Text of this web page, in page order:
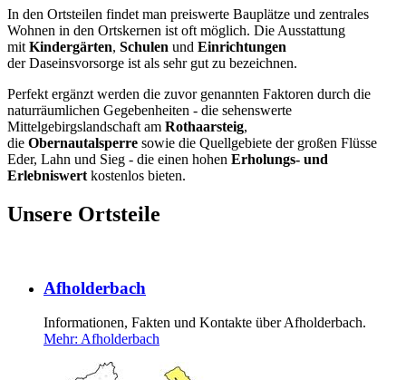
In den Ortsteilen findet man preiswerte Bauplätze und zentrales
Wohnen in den Ortskernen ist oft möglich. Die Ausstattung
mit Kindergärten, Schulen und Einrichtungen
der Daseinsvorsorge ist als sehr gut zu bezeichnen.
Perfekt ergänzt werden die zuvor genannten Faktoren durch die
naturräumlichen Gegebenheiten - die sehenswerte
Mittelgebirgslandschaft am Rothaarsteig,
die Obernautalsperre sowie die Quellgebiete der großen Flüsse
Eder, Lahn und Sieg - die einen hohen Erholungs- und
Erlebniswert kostenlos bieten.
Unsere Ortsteile
Afholderbach
Informationen, Fakten und Kontakte über Afholderbach.
Mehr: Afholderbach